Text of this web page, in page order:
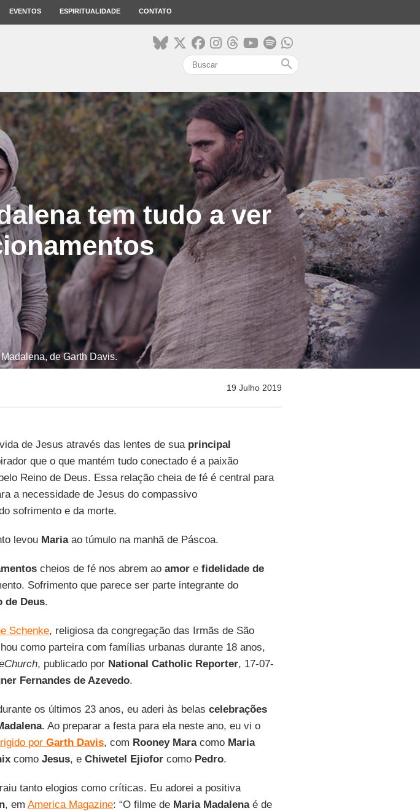
EVENTOS ESPIRITUALIDADE CONTATO
search
tem tudo a ver
de Garth Davis.
19 Julho 2019
de Jesus através das lentes de sua principal
que o que mantém tudo conectado é a paixão
Reino de Deus. Essa relação cheia de fé é central para
a necessidade de Jesus do compassivo
sofrimento e da morte.
levou Mariaao túmulo na manhã de Páscoa.
cheios de fé nos abrem ao amore fidelidade de
Sofrimento que parece ser parte integrante do
de Deus.
Schenke, religiosa da congregação das Irmãs de São
como parteira com famílias urbanas durante 18 anos,
, publicado por National Catholic Reporter, 17-07-
Fernandes de Azevedo.
os últimos 23 anos, eu aderi às belas celebrações
. Ao preparar a festa para ela neste ano, eu vi o
por Garth Davis, com Rooney Maracomo Maria
como Jesus, e Chiwetel Ejioforcomo Pedro.
tanto elogios como críticas. Eu adorei a positiva
, em America Magazine: “O filme de Maria Madalenaé de